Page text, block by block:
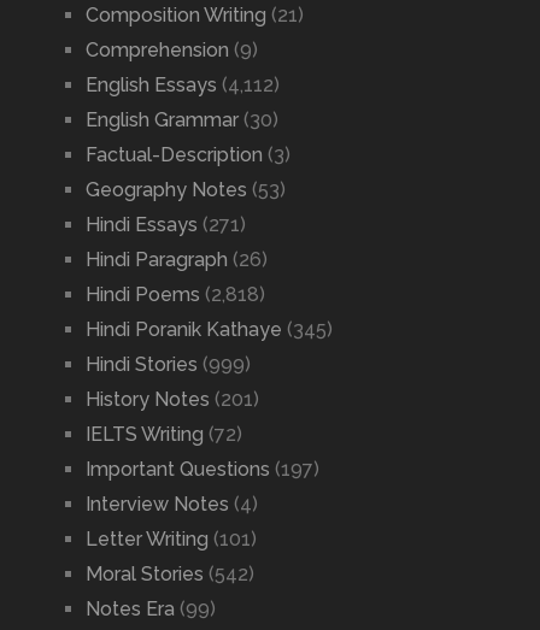
Composition Writing (21)
Comprehension (9)
English Essays (4,112)
English Grammar(30)
Factual-Description (3)
Geography Notes (53)
Hindi Essays (271)
Hindi Paragraph (26)
Hindi Poems (2,818)
Hindi Poranik Kathaye (345)
Hindi Stories (999)
History Notes (201)
IELTS Writing (72)
Important Questions (197)
Interview Notes (4)
Letter Writing (101)
Moral Stories (542)
Notes Era (99)